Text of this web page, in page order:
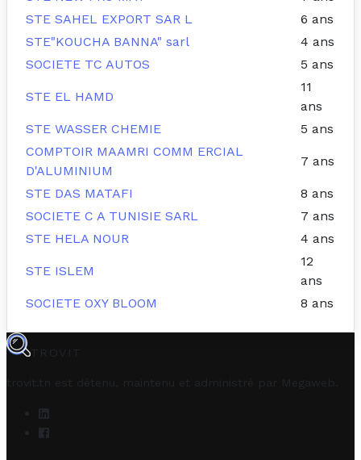
STE SAHEL EXPORT SAR L
6 ans
STE"KOUCHA BANNA" sarl
4 ans
SOCIETE TC AUTOS
5 ans
STE EL HAMD
11
ans
STE WASSER CHEMIE
5 ans
COMPTOIR MAAMRI COMM ERCIAL
D'ALUMINIUM
7 ans
STE DAS MATAFI
8 ans
SOCIETE C A TUNISIE SARL
7 ans
STE HELA NOUR
4 ans
STE ISLEM
12
ans
SOCIETE OXY BLOOM
8 ans
TROVIT
trovit.tn est détenu, maintenu et administré par Megaweb